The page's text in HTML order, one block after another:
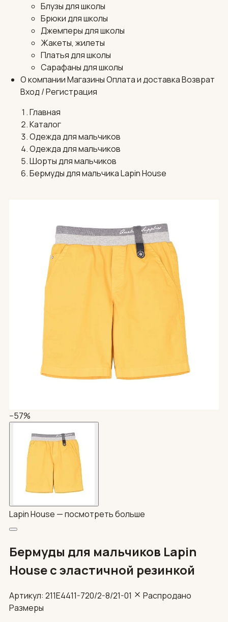
Блузы для школы
Брюки для школы
Джемперы для школы
Жакеты, жилеты
Платья для школы
Сарафаны для школы
О компанииМагазиныОплата и доставкаВозврат
Вход / Регистрация
Главная
Каталог
Одежда для мальчиков
Одежда для мальчиков
Шорты для мальчиков
Бермуды для мальчика Lapin House
−57%
Lapin House —посмотреть больше
Бермуды для мальчиков Lapin
House с эластичной резинкой
Артикул: 211E4411-720/2-8/21-01
Распродано
Размеры